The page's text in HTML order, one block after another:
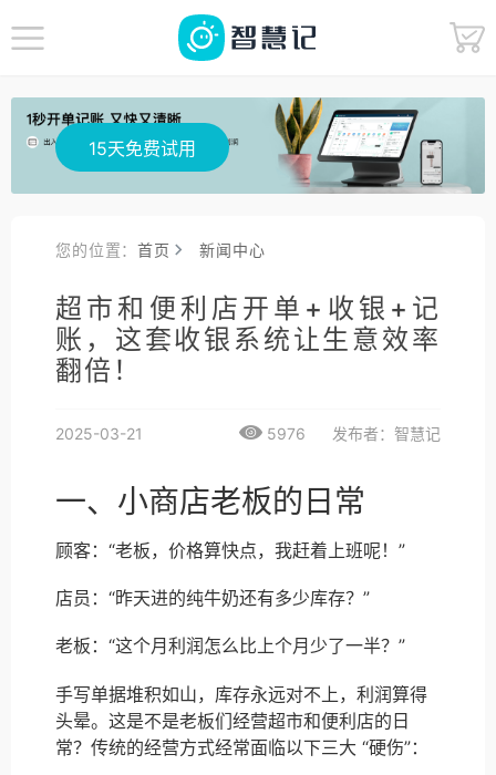
15天免费试用
您的位置：首页 新闻中心
超市和便利店开单+收银+记
账，这套收银系统让生意效率
翻倍！
2025-03-21 5976 发布者：智慧记
一、小商店老板的日常
顾客：“老板，价格算快点，我赶着上班呢！”
店员：“昨天进的纯牛奶还有多少库存？”
老板：“这个月利润怎么比上个月少了一半？”
手写单据堆积如山，库存永远对不上，利润算得
头晕。这是不是老板们经营超市和便利店的日
常？传统的经营方式经常面临以下三大 “硬伤”：